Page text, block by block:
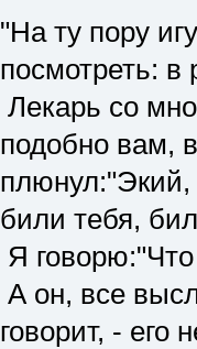
"На ту пору
посмотреть: в
Лекарь со
подобно вам,
плюнул:"Экий,
били тебя,
Я
А он, все
говорит, - его